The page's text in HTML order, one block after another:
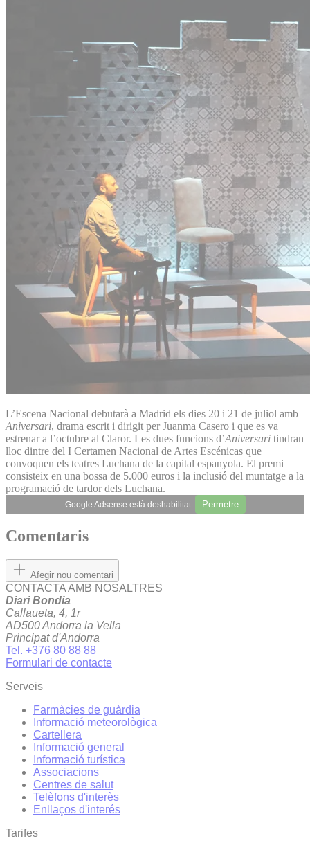
L’Escena Nacional debutarà a Madrid els dies 20 i 21 de juliol amb
Aniversari, drama escrit i dirigit per Juanma Casero i que es va
estrenar a l’octubre al Claror. Les dues funcions d’Aniversari tindran
lloc dintre del I Certamen Nacional de Artes Escénicas que
convoquen els teatres Luchana de la capital espanyola. El premi
consisteix en una bossa de 5.000 euros i la inclusió del muntatge a la
programació de tardor dels Luchana.
Google Adsense està deshabilitat. Permetre
Comentaris
Afegir nou comentari
CONTACTA AMB NOSALTRES
Diari Bondia
Callaueta, 4, 1r
AD500 Andorra la Vella
Principat d'Andorra
Tel. +376 80 88 88
Formulari de contacte
Serveis
Farmàcies de guàrdia
Informació meteorològica
Cartellera
Informació general
Informació turística
Associacions
Centres de salut
Telèfons d'interès
Enllaços d'interés
Tarifes